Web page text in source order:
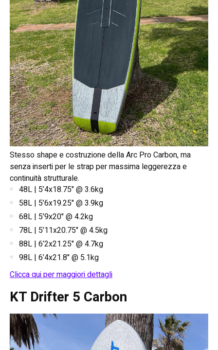
Stesso shape e costruzione della Arc Pro Carbon, ma
senza inserti per le strap per massima leggerezza e
continuità strutturale.
48L | 5’4x18.75" @ 3.6kg
58L | 5’6x19.25" @ 3.9kg
68L | 5’9x20" @ 4.2kg
78L | 5’11x20.75" @ 4.5kg
88L | 6’2x21.25" @ 4.7kg
98L | 6’4x21.8" @ 5.1kg
Clicca qui per maggiori dettagli
KT Drifter 5 Carbon